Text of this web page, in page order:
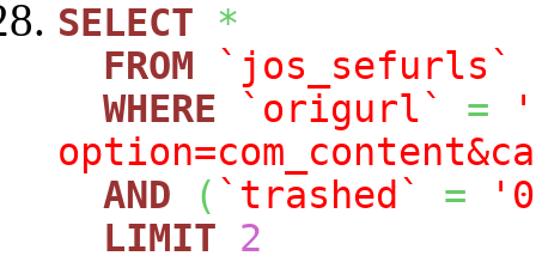
SELECT
*
FROM
`jos_sefurls`
WHERE
`origurl` =
AND
( `trashed` =
LIMIT
2